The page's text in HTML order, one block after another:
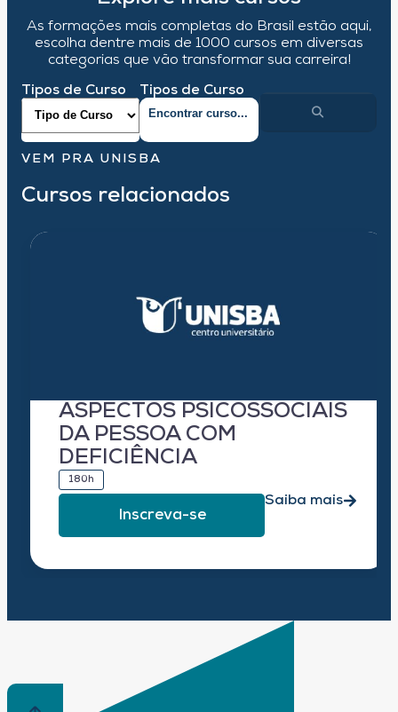
As formações mais completas do Brasil estão aqui,
escolha dentre mais de 1000 cursos em diversas
categorias que vão transformar sua carreira!
Tipos de Curso Tipos de Curso
VEM PRA UNISBA
Cursos relacionados
ASPECTOS PSICOSSOCIAIS
DA PESSOA COM
DEFICIÊNCIA
180h
Inscreva-se
Saiba mais